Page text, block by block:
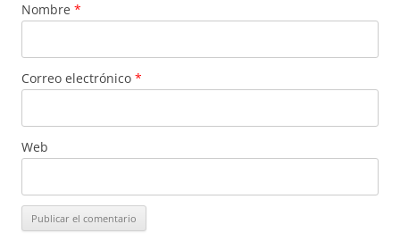
Nombre *
Correo electrónico *
Web